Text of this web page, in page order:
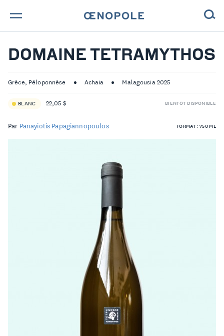
TROUVE TA BOUTEILLE !
NOS ENGAGEMENTS
NOS VINS
LISTE DE PRIX RESTAURANTS
POLITIQUE DE CONFIDENTIALITÉ
DOMAINE TETRAMYTHOS
Grèce, Péloponnèse Achaia Malagousia 2025
BLANC 22,05 $ BIENTÔT DISPONIBLE
Par Panayiotis Papagiannopoulos FORMAT : 750 ML